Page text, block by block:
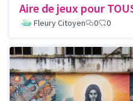
Aire de jeux pour
Fleury Citoyen 0 0